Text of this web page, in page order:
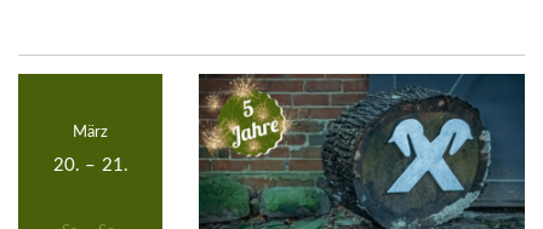
20. – 21.
März